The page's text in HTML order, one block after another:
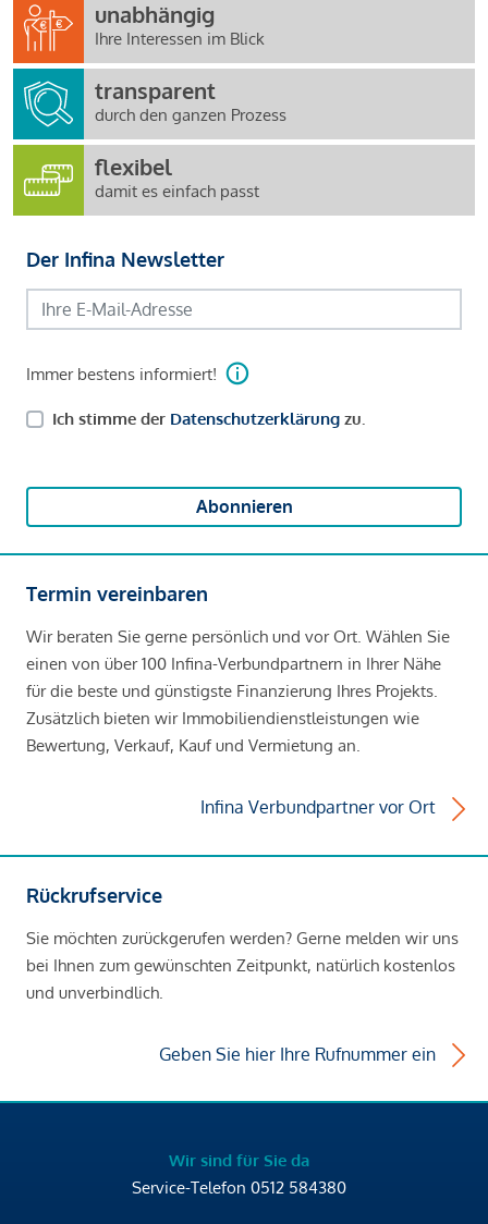
unabhängig
Ihre Interessen im Blick
transparent
durch den ganzen Prozess
flexibel
damit es einfach passt
Der Infina Newsletter
Immer bestens informiert!
Ich stimme der Datenschutzerklärung zu.
Abonnieren
Termin vereinbaren
Wir beraten Sie gerne persönlich und vor Ort. Wählen Sie
einen von über 100 Infina-Verbundpartnern in Ihrer Nähe
für die beste und günstigste Finanzierung Ihres Projekts.
Zusätzlich bieten wir Immobiliendienstleistungen wie
Bewertung, Verkauf, Kauf und Vermietung an.
Infina Verbundpartner vor Ort
Rückrufservice
Sie möchten zurückgerufen werden? Gerne melden wir uns
bei Ihnen zum gewünschten Zeitpunkt, natürlich kostenlos
und unverbindlich.
Geben Sie hier Ihre Rufnummer ein
Wir sind für Sie da
Service-Telefon 0512 584380